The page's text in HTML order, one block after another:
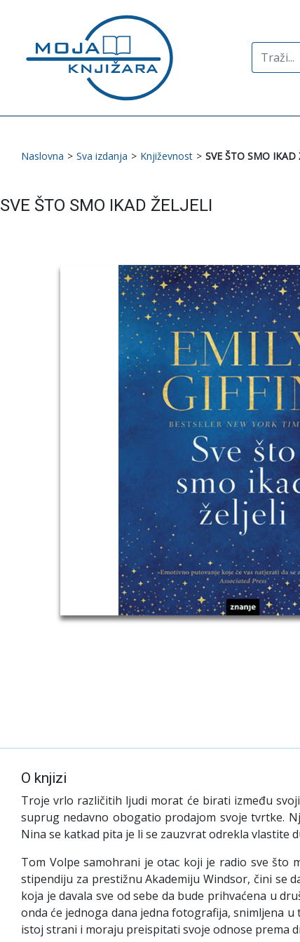
Search
for:
Naslovna > Sva izdanja > Književnost > SVE ŠTO SMO IKAD
SVE ŠTO SMO IKAD ŽELJELI
O knjizi
Troje vrlo različitih ljudi morat će birati između
suprug nedavno obogatio prodajom svoje tvrtke.
Nina se katkad pita je li se zauzvrat odrekla vlastite
Tom Volpe samohrani je otac koji je radio sve što
stipendiju za prestižnu Akademiju Windsor, čini se
koja je davala sve od sebe da bude prihvaćena u
onda će jednoga dana jedna fotografija, snimljena
istoj strani i moraju preispitati svoje odnose prema